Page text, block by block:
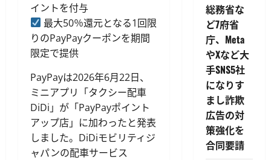
イントを付与
最大50％還元となる1回限
りのPayPayクーポンを期間
限定で提供
PayPayは2026年6月22日、
ミニアプリ「タクシー配車
DiDi」が「PayPayポイント
アップ店」に加わったと発表
しました。DiDiモビリティジ
ャパンの配車サービス
総務省な
ど7府省
庁、Meta
やXなど大
手SNS5社
になりす
まし詐欺
広告の対
策強化を
合同要請